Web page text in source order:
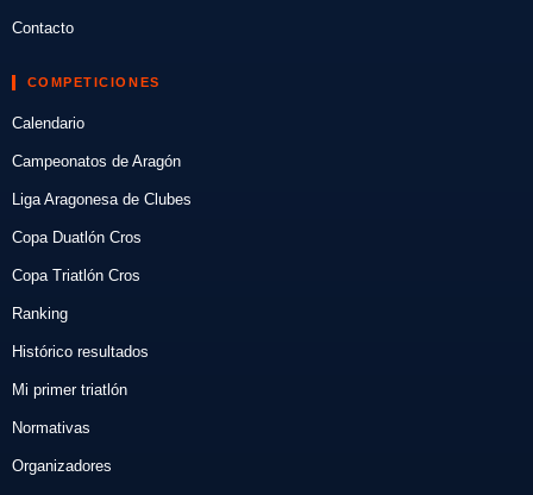
Contacto
COMPETICIONES
Calendario
Campeonatos de Aragón
Liga Aragonesa de Clubes
Copa Duatlón Cros
Copa Triatlón Cros
Ranking
Histórico resultados
Mi primer triatlón
Normativas
Organizadores